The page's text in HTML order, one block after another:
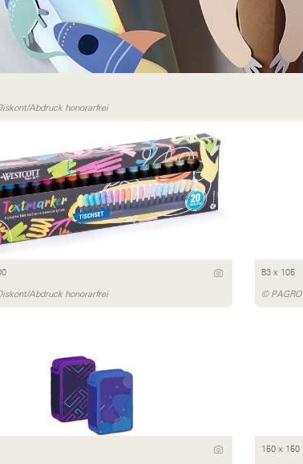
Abdruck honorarfrei
Abdruck honorarfrei
83 x 105
©
150 x 150